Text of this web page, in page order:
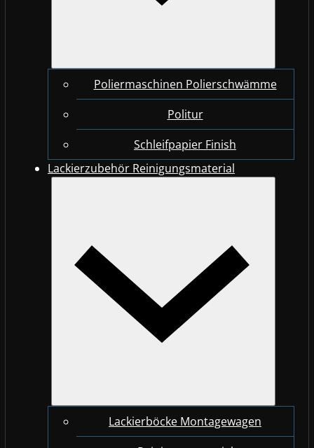
Poliermaschinen Polierschwämme
Politur
Schleifpapier Finish
Lackierzubehör Reinigungsmaterial
Lackierböcke Montagewagen